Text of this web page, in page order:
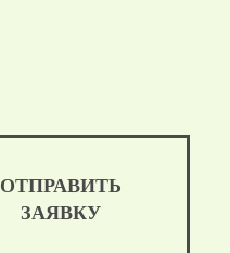
ОТПРАВИТЬ
ЗАЯВКУ